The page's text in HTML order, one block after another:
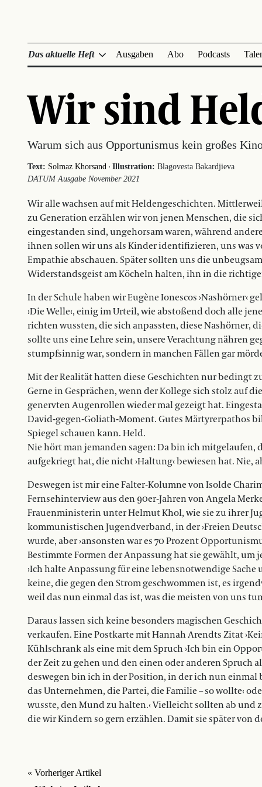
Das aktuelle Heft Ausgaben Abo Podcasts
Wir sind
Warum sich aus Opportunismus kein großes
Text: Solmaz Khorsand · Illustration: Blagovesta Bakardjieva
DATUM Ausgabe November 2021
Wir alle wachsen auf mit Heldengeschichten.
zu Generation erzählen wir von jenen Menschen, die
eingestanden sind, ungehorsam waren, während
ihnen sollen wir uns als Kinder identifizieren, uns was
Empathie abschauen. Später sollten uns die
Widerstandsgeist am Köcheln halten, ihn in die
In der Schule haben wir Eugène Ionescos ›Nashörner‹
›Die Welle‹, einig im Urteil, wie abstoßend doch alle
richten wussten, die sich anpassten, diese Nashörner,
sollte uns eine Lehre sein, unsere Verachtung nähren
stumpfsinnig war, sondern in manchen Fällen gar
Mit der Realität hatten diese Geschichten nur bedingt
Gerne in Gesprächen, wenn der Kollege sich stolz auf
genervten Augenrollen wieder mal gezeigt hat.
David-gegen-Goliath-Moment. Gutes Märtyrerpathos
Spiegel schauen kann. Held.
Nie hört man jemanden sagen: Da bin ich mitgelaufen,
aufgekriegt hat, die nicht ›Haltung‹ bewiesen hat. Nie,
Deswegen ist mir eine Falter-Kolumne von Isolde
Fernsehinterview aus den 90er-Jahren von Angela
Frauenministerin unter Helmut Khol, wie sie zu ihrer
kommunistischen Jugendverband, in der ›Freien
wurde, aber ›ansonsten war es 70 Prozent
Bestimmte Formen der Anpassung hat sie gewählt, um
›Ich halte Anpassung für eine lebensnotwendige
keine, die gegen den Strom geschwommen ist, es
weil das nun einmal das ist, was die meisten von uns
Daraus lassen sich keine besonders magischen
verkaufen. Eine Postkarte mit Hannah Arendts Zitat
Kühlschrank als eine mit dem Spruch ›Ich bin ein
der Zeit zu gehen und den einen oder anderen Spruch
deswegen bin ich in der Position, in der ich nun einmal
das Unternehmen, die Partei, die Familie – so wollte‹
wusste, den Mund zu halten.‹ Vielleicht sollten ab und
die wir Kindern so gern erzählen. Damit sie später von
« Vorheriger Artikel